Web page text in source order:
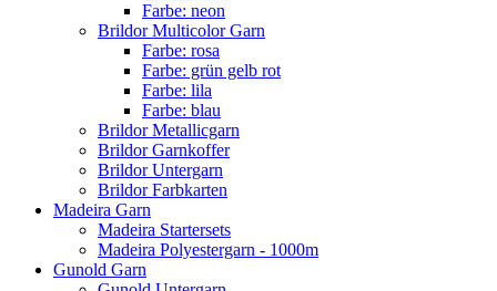
Farbe: neon
Brildor Multicolor Garn
Farbe: rosa
Farbe: grün gelb rot
Farbe: lila
Farbe: blau
Brildor Metallicgarn
Brildor Garnkoffer
Brildor Untergarn
Brildor Farbkarten
Madeira Garn
Madeira Startersets
Madeira Polyestergarn - 1000m
Gunold Garn